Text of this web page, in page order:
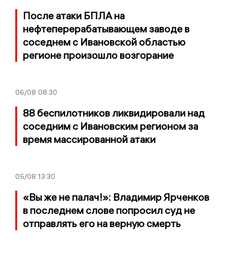
После атаки БПЛА на
нефтеперерабатывающем заводе в
соседнем с Ивановской областью
регионе произошло возгорание
06/08 08:30
88 беспилотников ликвидировали над
соседним с Ивановским регионом за
время массированной атаки
05/08 13:30
«Вы же не палач!»: Владимир Ярченков
в последнем слове попросил суд не
отправлять его на верную смерть